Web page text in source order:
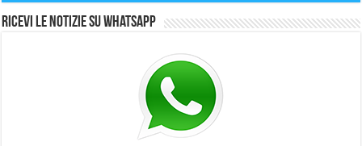
Ricevi le notizie su Whatsapp